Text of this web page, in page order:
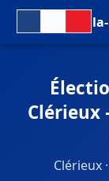
Clérieux